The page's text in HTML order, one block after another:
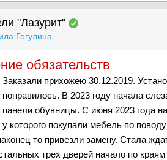
"Лазурит"
Гогулина
обязательств
Заказали прихожею 30.12.2019.
понравилось. В 2023 году начала
панели обувницы. С июня 2023 года
у которого покупали мебель по
то привезли замену. Стала
трех дверей начало по